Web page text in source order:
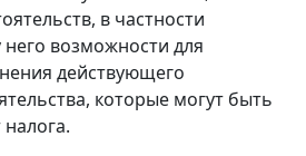
в частности
возможности для
действующего
которые могут быть